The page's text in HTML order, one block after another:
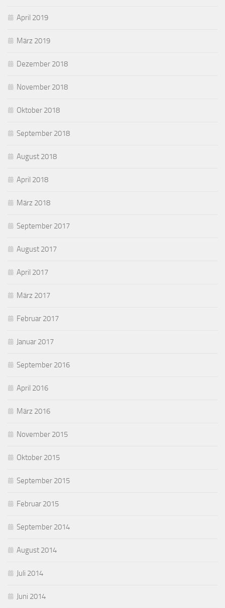
April 2019
März 2019
Dezember 2018
November 2018
Oktober 2018
September 2018
August 2018
April 2018
März 2018
September 2017
August 2017
April 2017
März 2017
Februar 2017
Januar 2017
September 2016
April 2016
März 2016
November 2015
Oktober 2015
September 2015
Februar 2015
September 2014
August 2014
Juli 2014
Juni 2014